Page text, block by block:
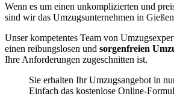
Wenn es um einen unkomplizierten und
sind wir das Umzugsunternehmen in
Unser kompetentes Team von
einen reibungslosen und sorgenfreien
Ihre Anforderungen zugeschnitten ist.
Sie erhalten Ihr Umzugsangebot in
Einfach das kostenlose Online-